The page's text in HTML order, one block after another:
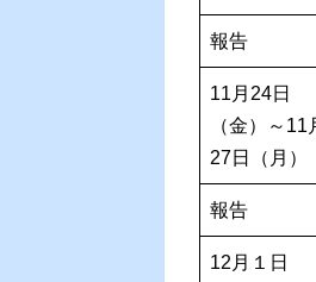
報告
11月24日
（金）～11
27日（月）
報告
12月１日